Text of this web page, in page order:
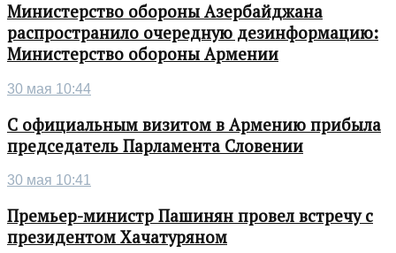
Министерство обороны Азербайджана
распространило очередную дезинформацию:
Министерство обороны Армении
30 мая 10:44
С официальным визитом в Армению прибыла
председатель Парламента Словении
30 мая 10:41
Премьер-министр Пашинян провел встречу с
президентом Хачатуряном